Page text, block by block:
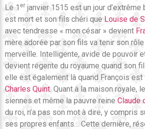
Le 1 er janvier 1515 est un jour d’extrême
est mort et son fils chéri que Louise de
avec tendresse « mon césar » devient
mère adorée par son fils va tenir son
merveille. Intelligente, avide de pouvoir
devient régente du royaume quand son
elle est également là quand François
Charles Quint. Quant à la maison royale,
siennes et même la pauvre reine Claude
du roi, n’a pas son mot à dire, y compris
ses propres enfants… Cette dernière,